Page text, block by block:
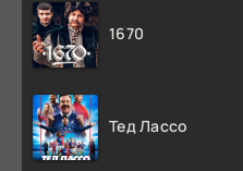
1670
Тед Лассо